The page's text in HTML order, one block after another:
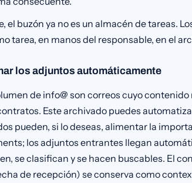
el buzón ya no es un almacén de tareas.
tarea, en manos del responsable, en el
los adjuntos automáticamente
de info@ son correos cuyo contenido
Este archivado puedes
pueden, si lo deseas, alimentar la
los adjuntos entrantes llegan
se clasifican y se hacen buscables. El
de recepción) se conserva como